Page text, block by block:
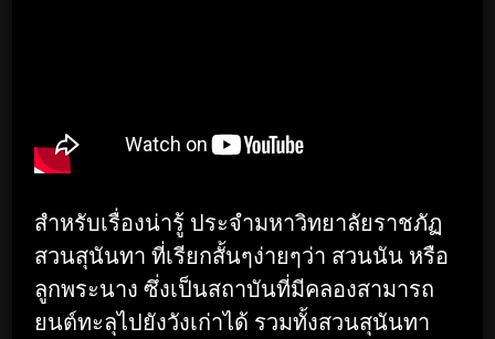
สำหรับเรื่องน่ารู้ ประจำมหาวิทยาลัยราชภัฏ
สวนสุนันทา ที่เรียกสั้นๆง่ายๆว่า สวนนัน หรือ
ลูกพระนาง ซึ่งเป็นสถาบันที่มีคลองสามารถ
ยนต์ทะลุไปยังวังเก่าได้ รวมทั้งสวนสุนันทา